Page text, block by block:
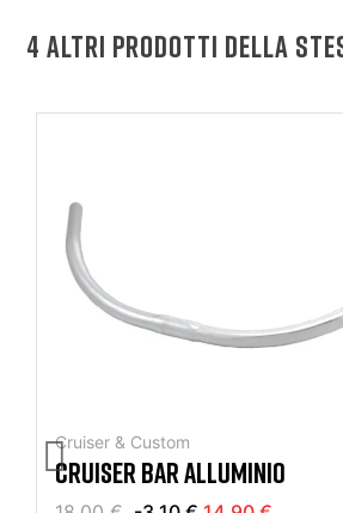
4 ALTRI PRODOTTI DELLA
Cruiser & Custom
CRUISER BAR ALLUMINIO